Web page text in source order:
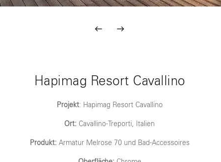
Hapimag Resort Cavallino
Projekt: Hapimag Resort Cavallino
Ort: Cavallino-Treporti, Italien
Produkt: Armatur Melrose 70 und Bad-Accessoires